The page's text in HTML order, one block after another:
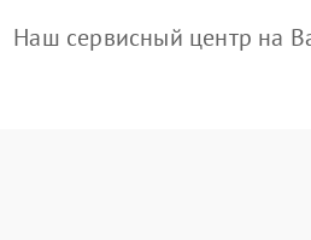
Наш сервисный центр на